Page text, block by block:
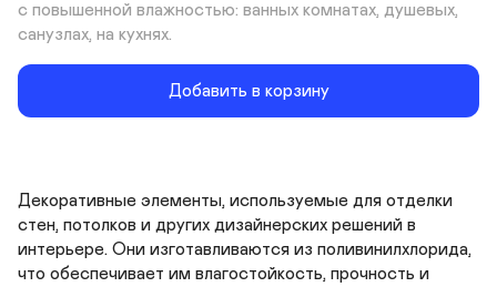
с повышенной влажностью: ванных комнатах, душевых,
санузлах, на кухнях.
Добавить в корзину
Декоративные элементы, используемые для отделки
стен, потолков и других дизайнерских решений в
интерьере. Они изготавливаются из поливинилхлорида,
что обеспечивает им влагостойкость, прочность и